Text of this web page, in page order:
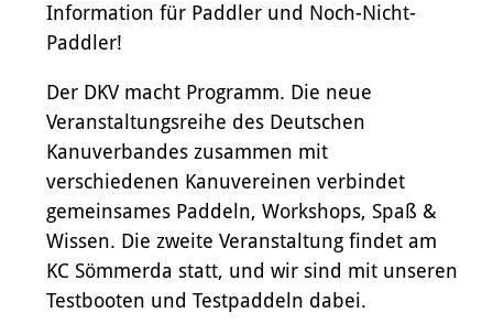
TEAM
SEEKAJAK-EINER
SEEKAJAK UND TOUREN DOPPELPADDEL
Ergonom Schaft
Gerader Schaft
NEU / AKTUELL
RUND UM MOERS
Information für Paddler und Noch-Nicht-
Paddler!
Der DKV macht Programm. Die neue
Veranstaltungsreihe des Deutschen
Kanuverbandes zusammen mit
verschiedenen Kanuvereinen verbindet
gemeinsames Paddeln, Workshops, Spaß &
Wissen. Die zweite Veranstaltung findet am
KC Sömmerda statt, und wir sind mit unseren
Testbooten und Testpaddeln dabei.